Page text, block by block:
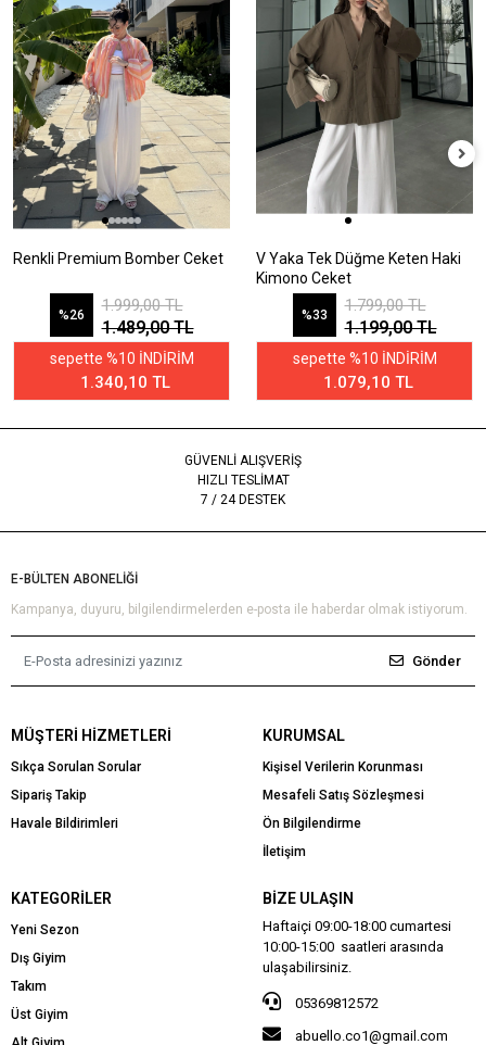
Renkli Premium Bomber Ceket
%26
1.999,00 TL
1.489,00 TL
sepette %10 İNDİRİM
1.340,10 TL
V Yaka Tek Düğme Keten Haki
Kimono Ceket
%33
1.799,00 TL
1.199,00 TL
sepette %10 İNDİRİM
1.079,10 TL
GÜVENLİ ALIŞVERİŞ
HIZLI TESLİMAT
7 / 24 DESTEK
E-BÜLTEN ABONELİĞİ
Kampanya, duyuru, bilgilendirmelerden e-posta ile haberdar olmak istiyorum.
Gönder
MÜŞTERI HIZMETLERI
Sıkça Sorulan Sorular
Sipariş Takip
Havale Bildirimleri
KURUMSAL
Kişisel Verilerin Korunması
Mesafeli Satış Sözleşmesi
Ön Bilgilendirme
İletişim
KATEGORILER
Yeni Sezon
Dış Giyim
Takım
Üst Giyim
BIZE ULAŞIN
Haftaiçi 09:00-18:00 cumartesi
10:00-15:00 saatleri arasında
ulaşabilirsiniz.
05369812572
abuello.co1@gmail.com